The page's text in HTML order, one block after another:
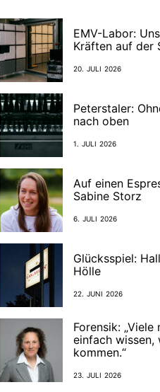
EMV-Labor:
Kräften auf der
20. JULI 2026
Peterstaler:
nach oben
1. JULI 2026
Auf einen
Sabine Storz
6. JULI 2026
Glücksspiel:
Hölle
22. JUNI 2026
Forensik: „Viele
einfach wissen,
kommen.“
23. JULI 2026